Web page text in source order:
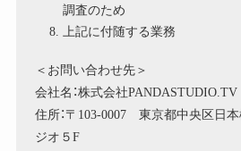
調査のため
上記に付随する業務
＜お問い合わせ先＞
会社名：株式会社PANDASTUDIO.TV
住所：〒103-0007 東京都中央区日
ジオ５F